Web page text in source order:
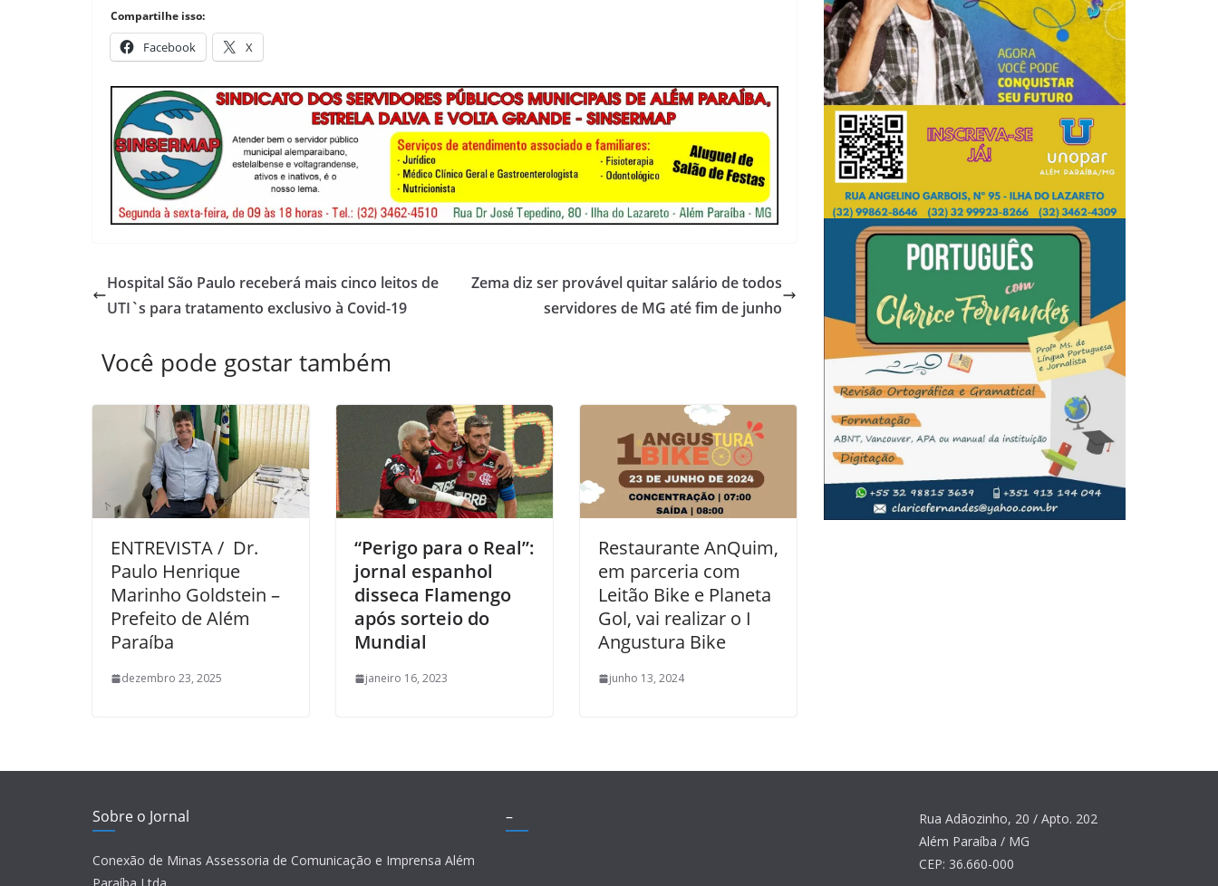
Compartilhe isso:
Facebook X
Hospital São Paulo receberá mais cinco leitos de
UTI`s para tratamento exclusivo à Covid-19
Zema diz ser provável quitar salário de todos
servidores de MG até fim de junho
Você pode gostar também
ENTREVISTA / Dr.
Paulo Henrique
Marinho Goldstein –
Prefeito de Além
Paraíba
dezembro 23, 2025
“Perigo para o Real”:
jornal espanhol
disseca Flamengo
após sorteio do
Mundial
janeiro 16, 2023
Restaurante AnQuim,
em parceria com
Leitão Bike e Planeta
Gol, vai realizar o I
Angustura Bike
junho 13, 2024
Sobre o Jornal
Conexão de Minas Assessoria de Comunicação e Imprensa Além
–
Rua Adãozinho, 20 / Apto. 202
Além Paraíba / MG
CEP: 36.660-000